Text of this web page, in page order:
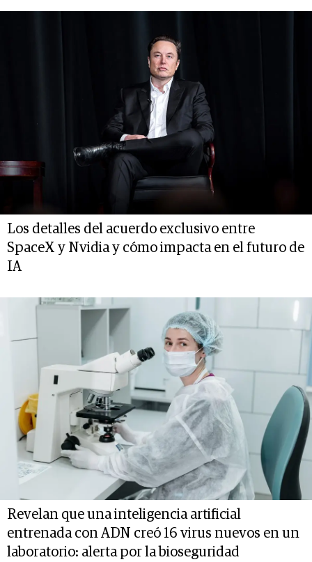
Los detalles del acuerdo exclusivo entre
SpaceX y Nvidia y cómo impacta en el futuro de
IA
Revelan que una inteligencia artificial
entrenada con ADN creó 16 virus nuevos en un
laboratorio: alerta por la bioseguridad